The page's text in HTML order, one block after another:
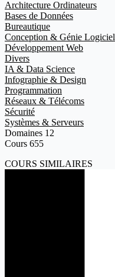
Architecture Ordinateurs
Bases de Données
Bureautique
Conception & Génie Logiciel
Développement Web
Divers
IA & Data Science
Infographie & Design
Programmation
Réseaux & Télécoms
Sécurité
Systèmes & Serveurs
Domaines 12
Cours 655
COURS SIMILAIRES